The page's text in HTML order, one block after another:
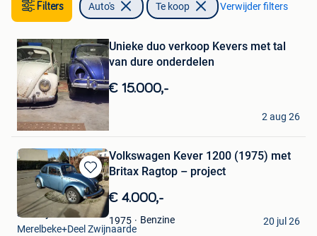
Filters Auto's Te koop Verwijder filters
Bewaren
Mijn
FavorietenUnieke duo verkoop Kevers met tal
van dure onderdelen
€ 15.000,-
Schepers Kevin
Zichem
2 aug 26
Bewaren
in
Mijn
Favorieten
Volkswagen Kever 1200 (1975) met
Britax Ragtop – project
€ 4.000,-
1975 Benzine
Simaeys D
Merelbeke+Deel Zwijnaarde
20 jul 26